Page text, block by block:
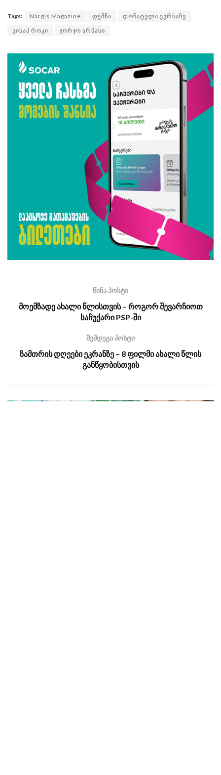
Tags: Nargis Magazine დემნა
დონატელა ვერსაჩე
ეისაპ როკი
ჯორჯო არმანი
წინა პოსტი
მოემზადე ახალი წლისთვის – როგორ შევარჩიოთ
საჩუქარი PSP-ში
შემდეგი პოსტი
ზამთრის დღეები ეკრანზე – 8 ფილმი ახალი წლის
განწყობისთვის